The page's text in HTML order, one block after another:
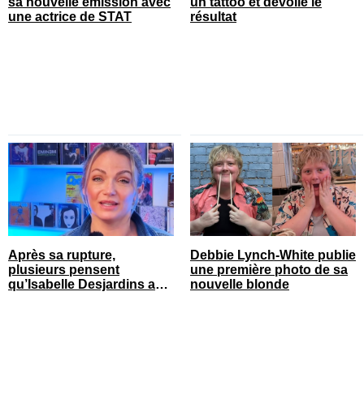
une actrice de STAT
résultat
Après sa rupture,
plusieurs pensent
qu’Isabelle Desjardins a
Debbie Lynch-White publie
une première photo de sa
nouvelle blonde